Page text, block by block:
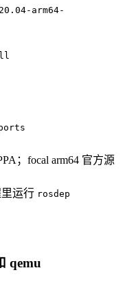
arm64-
；focal arm64 官方源
运行 rosdep
qemu